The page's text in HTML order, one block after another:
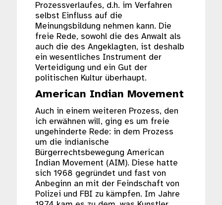
Prozessverlaufes, d.h. im Verfahren
selbst Einfluss auf die
Meinungsbildung nehmen kann. Die
freie Rede, sowohl die des Anwalt als
auch die des Angeklagten, ist deshalb
ein wesentliches Instrument der
Verteidigung und ein Gut der
politischen Kultur überhaupt.
American Indian Movement
Auch in einem weiteren Prozess, den
ich erwähnen will, ging es um freie
ungehinderte Rede: in dem Prozess
um die indianische
Bürgerrechtsbewegung American
Indian Movement (AIM). Diese hatte
sich 1968 gegründet und fast von
Anbeginn an mit der Feindschaft von
Polizei und FBI zu kämpfen. Im Jahre